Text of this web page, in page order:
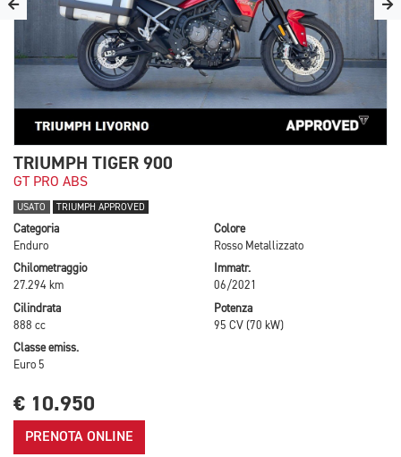
TRIUMPH TIGER 900
GT PRO ABS
USATO TRIUMPH APPROVED
Categoria
Enduro
Colore
Rosso Metallizzato
Chilometraggio
27.294 km
Immatr.
06/2021
Cilindrata
888 cc
Potenza
95 CV (70 kW)
Classe emiss.
Euro 5
€ 10.950
PRENOTA ONLINE